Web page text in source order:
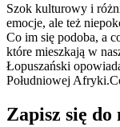
Szok kulturowy i
emocje, ale też
Co im się podoba, a
które mieszkają w
Łopuszański
Południowej
Zapisz się do